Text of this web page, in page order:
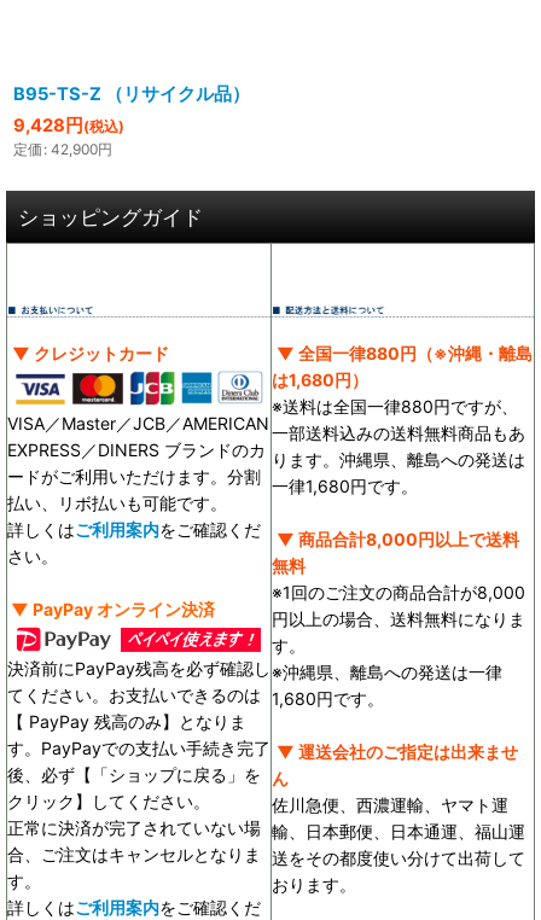
B95-TS-Z （リサイクル品）
9,428 円 (税込)
定価 : 42,900円
ショッピングガイド
▼ クレジットカード
VISA／Master／JCB／AMERICAN
EXPRESS／DINERS ブランドのカ
ードがご利用いただけます。分割
払い、リボ払いも可能です。
詳しくはご利用案内をご確認くだ
さい。
▼ PayPay オンライン決済
決済前にPayPay残高を必ず確認し
てください。お支払いできるのは
【 PayPay 残高のみ】となりま
す。PayPayでの支払い手続き完了
後、必ず【「ショップに戻る」を
クリック】してください。
正常に決済が完了されていない場
合、ご注文はキャンセルとなりま
す。
詳しくはご利用案内をご確認くだ
▼ 全国一律880円（※沖縄・離島
は1,680円）
※送料は全国一律880円ですが、
一部送料込みの送料無料商品もあ
ります。沖縄県、離島への発送は
一律1,680円です。
▼ 商品合計8,000円以上で送料
無料
※1回のご注文の商品合計が8,000
円以上の場合、送料無料になりま
す。
※沖縄県、離島への発送は一律
1,680円です。
▼ 運送会社のご指定は出来ませ
ん
佐川急便、西濃運輸、ヤマト運
輸、日本郵便、日本通運、福山運
送をその都度使い分けて出荷して
おります。